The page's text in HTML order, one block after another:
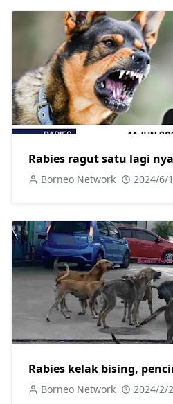
Rabies ragut satu lagi
Borneo Network 2024/6/
Rabies kelak bising,
Borneo Network 2024/2/